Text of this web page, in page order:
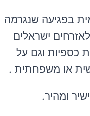
בפגיעה שנגרמה,
ישראלים
כספיות וגם על
או משפחתית .
ומהיר.